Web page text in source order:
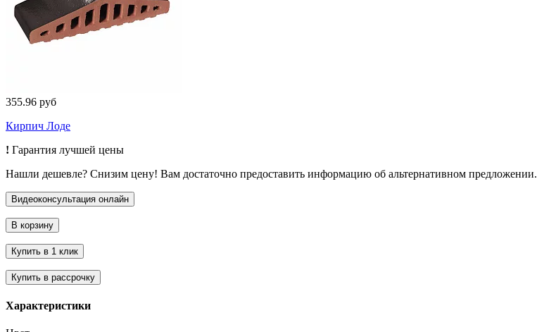
355.96 руб
Кирпич Лоде
! Гарантия лучшей цены
Нашли дешевле? Снизим цену! Вам достаточно предоставить информацию об альтернативном предложении.
Характеристики